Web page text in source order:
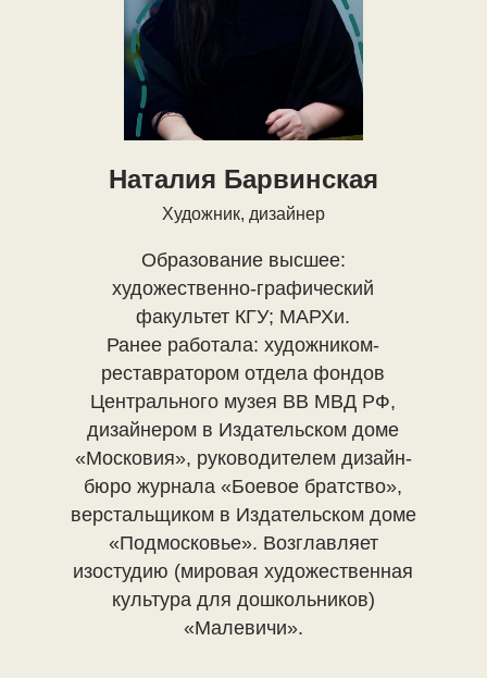
Наталия Барвинская
Художник, дизайнер
Образование высшее:
художественно-графический
факультет КГУ; МАРХи.
Ранее работала: художником-
реставратором отдела фондов
Центрального музея ВВ МВД РФ,
дизайнером в Издательском доме
«Московия», руководителем дизайн-
бюро журнала «Боевое братство»,
верстальщиком в Издательском доме
«Подмосковье». Возглавляет
изостудию (мировая художественная
культура для дошкольников)
«Малевичи».